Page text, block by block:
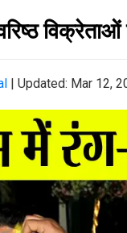
| Updated: Mar 12,